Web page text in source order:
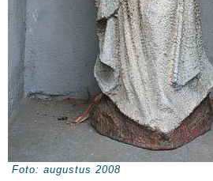
Foto: augustus 2008